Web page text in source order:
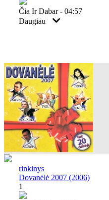
Čia Ir Dabar - 04:57
Daugiau
rinkinys
Dovanėlė 2007 (2006)
1